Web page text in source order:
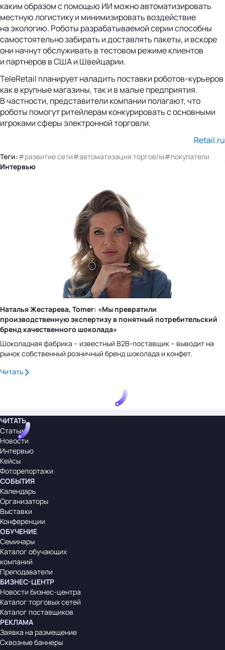
каким образом с помощью ИИ можно автоматизировать
местную логистику и минимизировать воздействие
на экологию. Роботы разрабатываемой серии способны
самостоятельно забирать и доставлять пакеты, и вскоре
они начнут обслуживать в тестовом режиме клиентов
и партнеров в США и Швейцарии.
TeleRetail планирует наладить поставки роботов-курьеров
как в крупные магазины, так и в малые предприятия.
В частности, представители компании полагают, что
роботы помогут ритейлерам конкурировать с основными
игроками сферы электронной торговли.
Retail.ru
Теги:#развитие сети#автоматизация торговли#покупатели
Интервью
Наталья Жестарева, Tomer: «Мы превратили
производственную экспертизу в понятный потребительский
бренд качественного шоколада»
Шоколадная фабрика – известный B2B-поставщик – выводит на
рынок собственный розничный бренд шоколада и конфет.
Читать
ЧИТАТЬ
Статьи
Новости
Интервью
Кейсы
Фоторепортажи
СОБЫТИЯ
Календарь
Организаторы
Выставки
Конференции
ОБУЧЕНИЕ
Семинары
Каталог обучающих
компаний
Преподаватели
БИЗНЕС-ЦЕНТР
Новости бизнес-центра
Каталог торговых сетей
Каталог поставщиков
РЕКЛАМА
Заявка на размещение
Сквозные баннеры